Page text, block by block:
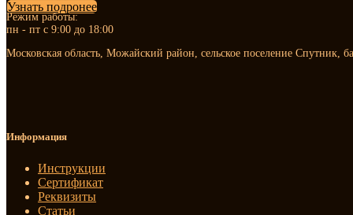
Узнать подронее
Режим работы:
пн - пт с 9:00 до 18:00
Московская область, Можайский район, сельское поселение Спутник,
Информация
Инструкции
Сертификат
Реквизиты
Статьи